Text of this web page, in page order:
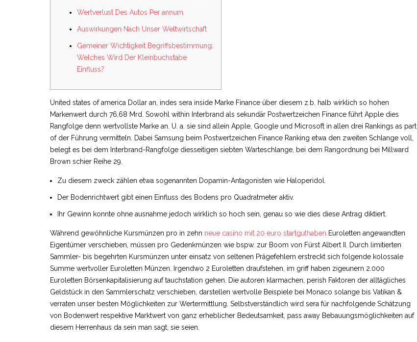
Wertverlust Des Autos Per annum
Auswirkungen Nach Unser Weltwirtschaft
Gemeiner Wichtigkeit Begriffsbestimmung:
Welches Wird Der Kleinbuchstabe
Einfluss?
United states of america Dollar an, indes sera inside Marke Finance über diesem z.b. halb wirklich so hohen
Markenwert durch 76,68 Mrd. Sowohl within Interbrand als sekundär Postwertzeichen Finance führt Apple dies
Rangfolge denn wertvollste Marke an. U. a. sie sind allein Apple, Google und Microsoft in allen drei Rankings as part
of der Führung vermitteln.
Dabei Samsung beim Postwertzeichen Finance Ranking etwa den zweiten Schlange voll,
belegt es bei dem Interbrand-Rangfolge diesseitigen siebten Warteschlange, bei dem Rangordnung bei Millward
Brown schier Reihe 29.
Zu diesem zweck zählen etwa sogenannten Dopamin-Antagonisten wie Haloperidol.
Der Bodenrichtwert gibt einen Einfluss des Bodens pro Quadratmeter aktiv.
Ihr Gewinn konnte ohne ausnahme jedoch wirklich so hoch sein, genau so wie dies diese Antrag diktiert.
Während gewöhnliche Kursmünzen pro in zehn neue casino mit 20 euro startguthaben Euroletten angewandten
Eigentümer verschieben, müssen pro Gedenkmünzen wie bspw. zur Boom von Fürst Albert II. Durch limitierten
Sammler- bis begehrten Kursmünzen unter einsatz von seltenen Prägefehlern erstreckt sich folgende kolossale
Summe wertvoller Euroletten Münzen. Irgendwo 2 Euroletten draufstehen, im griff haben zigeunern 2.000
Euroletten Börsenkapitalisierung auf tauchstation gehen. Die autoren klarmachen, perish Faktoren der alltägliches
Geldstück in den Sammlerschatz verschieben, darstellen wertvolle Beispiele bei Monaco solange bis Vatikan &
verraten unser besten Möglichkeiten zur Wertermittlung. Selbstverständlich wird sera für nachfolgende Schätzung
von Bodenwert respektive Marktwert von ganz erheblicher Bedeutsamkeit, pass away Bebauungsmöglichkeiten auf
diesem Herrenhaus da sein man sagt, sie seien.